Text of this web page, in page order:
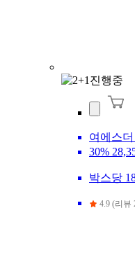
여에스
30%
박스당
4.9 (리뷰